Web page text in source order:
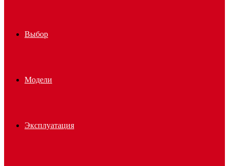
Выбор
Модели
Эксплуатация